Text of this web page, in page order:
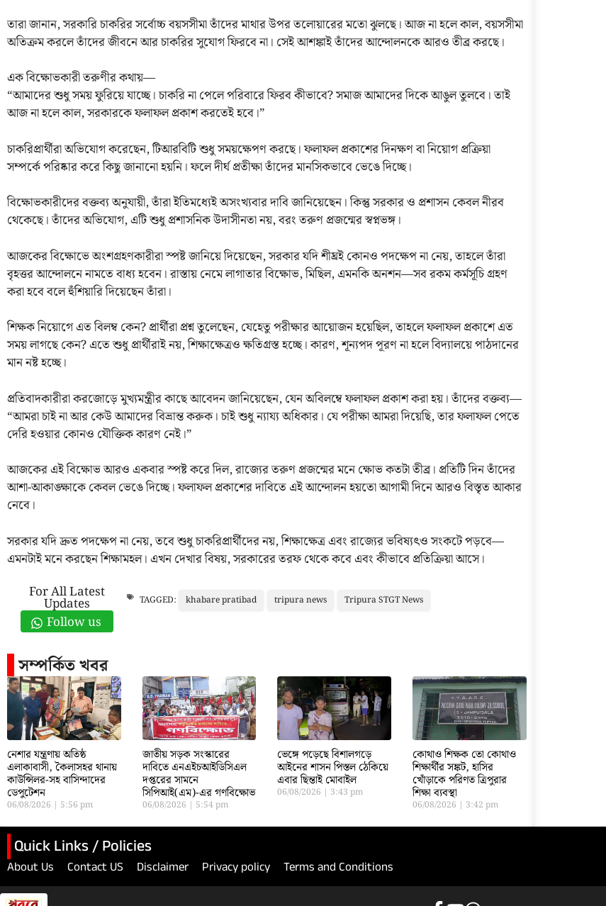
তারা জানান, সরকারি চাকরির সর্বোচ্চ বয়সসীমা তাঁদের মাথার উপর তলোয়ারের মতো ঝুলছে। আজ না হলে কাল, বয়সসীমা
অতিক্রম করলে তাঁদের জীবনে আর চাকরির সুযোগ ফিরবে না। সেই আশঙ্কাই তাঁদের আন্দোলনকে আরও তীব্র করছে।
এক বিক্ষোভকারী তরুণীর কথায়—
“আমাদের শুধু সময় ফুরিয়ে যাচ্ছে। চাকরি না পেলে পরিবারে ফিরব কীভাবে? সমাজ আমাদের দিকে আঙুল তুলবে। তাই
আজ না হলে কাল, সরকারকে ফলাফল প্রকাশ করতেই হবে।”
চাকরিপ্রার্থীরা অভিযোগ করেছেন, টিআরবিটি শুধু সময়ক্ষেপণ করছে। ফলাফল প্রকাশের দিনক্ষণ বা নিয়োগ প্রক্রিয়া
সম্পর্কে পরিষ্কার করে কিছু জানানো হয়নি। ফলে দীর্ঘ প্রতীক্ষা তাঁদের মানসিকভাবে ভেঙে দিচ্ছে।
বিক্ষোভকারীদের বক্তব্য অনুযায়ী, তাঁরা ইতিমধ্যেই অসংখ্যবার দাবি জানিয়েছেন। কিন্তু সরকার ও প্রশাসন কেবল নীরব
থেকেছে। তাঁদের অভিযোগ, এটি শুধু প্রশাসনিক উদাসীনতা নয়, বরং তরুণ প্রজন্মের স্বপ্নভঙ্গ।
আজকের বিক্ষোভে অংশগ্রহণকারীরা স্পষ্ট জানিয়ে দিয়েছেন, সরকার যদি শীঘ্রই কোনও পদক্ষেপ না নেয়, তাহলে তাঁরা
বৃহত্তর আন্দোলনে নামতে বাধ্য হবেন। রাস্তায় নেমে লাগাতার বিক্ষোভ, মিছিল, এমনকি অনশন—সব রকম কর্মসূচি গ্রহণ
করা হবে বলে হুঁশিয়ারি দিয়েছেন তাঁরা।
শিক্ষক নিয়োগে এত বিলম্ব কেন? প্রার্থীরা প্রশ্ন তুলেছেন, যেহেতু পরীক্ষার আয়োজন হয়েছিল, তাহলে ফলাফল প্রকাশে এত
সময় লাগছে কেন? এতে শুধু প্রার্থীরাই নয়, শিক্ষাক্ষেত্রও ক্ষতিগ্রস্ত হচ্ছে। কারণ, শূন্যপদ পূরণ না হলে বিদ্যালয়ে পাঠদানের
মান নষ্ট হচ্ছে।
প্রতিবাদকারীরা করজোড়ে মুখ্যমন্ত্রীর কাছে আবেদন জানিয়েছেন, যেন অবিলম্বে ফলাফল প্রকাশ করা হয়। তাঁদের বক্তব্য—
“আমরা চাই না আর কেউ আমাদের বিভ্রান্ত করুক। চাই শুধু ন্যায্য অধিকার। যে পরীক্ষা আমরা দিয়েছি, তার ফলাফল পেতে
দেরি হওয়ার কোনও যৌক্তিক কারণ নেই।”
আজকের এই বিক্ষোভ আরও একবার স্পষ্ট করে দিল, রাজ্যের তরুণ প্রজন্মের মনে ক্ষোভ কতটা তীব্র। প্রতিটি দিন তাঁদের
আশা-আকাঙ্ক্ষাকে কেবল ভেঙে দিচ্ছে। ফলাফল প্রকাশের দাবিতে এই আন্দোলন হয়তো আগামী দিনে আরও বিস্তৃত আকার
নেবে।
সরকার যদি দ্রুত পদক্ষেপ না নেয়, তবে শুধু চাকরিপ্রার্থীদের নয়, শিক্ষাক্ষেত্র এবং রাজ্যের ভবিষ্যৎও সংকটে পড়বে—
এমনটাই মনে করছেন শিক্ষামহল। এখন দেখার বিষয়, সরকারের তরফ থেকে কবে এবং কীভাবে প্রতিক্রিয়া আসে।
For All Latest
Updates
Follow us
TAGGED: khabare pratibad tripura news Tripura STGT News
সম্পর্কিত খবর
নেশার যন্ত্রণায় অতিষ্ঠ
এলাকাবাসী, কৈলাসহর থানায়
কাউন্সিলর-সহ বাসিন্দাদের
ডেপুটেশন
06/08/2026 5:56 pm
জাতীয় সড়ক সংস্কারের
দাবিতে এনএইচআইডিসিএল
দপ্তরের সামনে
সিপিআই(এম)-এর গণবিক্ষোভ
06/08/2026 5:54 pm
ভেঙ্গে পড়েছে বিশালগড়ে
আইনের শাসন পিস্তল ঠেকিয়ে
এবার ছিন্তাই মোবাইল
06/08/2026 3:43 pm
কোথাও শিক্ষক তো কোথাও
শিক্ষার্থীর সঙ্কট, হাসির
খোঁড়াকে পরিণত ত্রিপুরার
শিক্ষা ব্যবস্থা
06/08/2026 3:42 pm
Quick Links / Policies
About Us Contact US Disclaimer Privacy policy Terms and Conditions